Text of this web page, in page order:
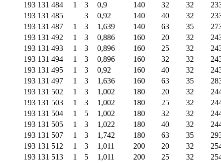
193 131 484
1 3 0,9 140 32 32
193 131 485
3 0,92 140 40 32
193 131 487
1 3 1,639 140 63 35
193 131 492
1 3 0,886 160 20 32
193 131 493
1 3 0,896 160 25 32
193 131 494
1 3 0,896 160 32 32
193 131 495
1 3 0,92 160 40 32
193 131 497
1 3 1,636 160 63 35
193 131 502
1 3 1,002 180 20 32
193 131 503
1 3 1,002 180 25 32
193 131 504
1 5 1,002 180 32 32
193 131 505
1 3 1,022 180 40 32
193 131 507
1 3 1,742 180 63 35
193 131 512
1 3 1,011 200 20 32
193 131 513
1 5 1,011 200 25 32